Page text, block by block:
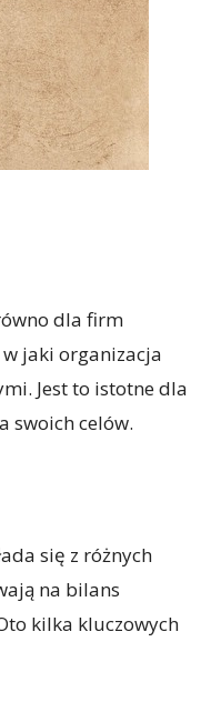
dla firm
jaki organizacja
Jest to istotne dla
swoich celów.
się z różnych
na bilans
kilka kluczowych